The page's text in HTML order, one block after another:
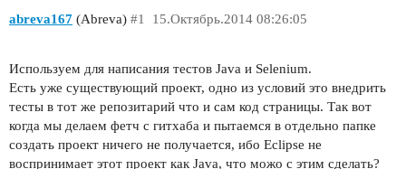
abreva167 (Abreva) 15.Октябрь.2014 08:26:05
#1
Используем для написания тестов Java и Selenium.
Есть уже существующий проект, одно из условий это внедрить
тесты в тот же репозитарий что и сам код страницы. Так вот
когда мы делаем фетч с гитхаба и пытаемся в отдельно папке
создать проект ничего не получается, ибо Eclipse не
воспринимает этот проект как Java, что можо с этим сделать?